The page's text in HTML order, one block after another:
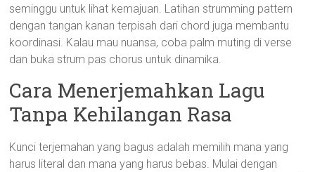
seminggu untuk lihat kemajuan. Latihan strumming pattern
dengan tangan kanan terpisah dari chord juga membantu
koordinasi. Kalau mau nuansa, coba palm muting di verse
dan buka strum pas chorus untuk dinamika.
Cara Menerjemahkan Lagu
Tanpa Kehilangan Rasa
Kunci terjemahan yang bagus adalah memilih mana yang
harus literal dan mana yang harus bebas. Mulai dengan